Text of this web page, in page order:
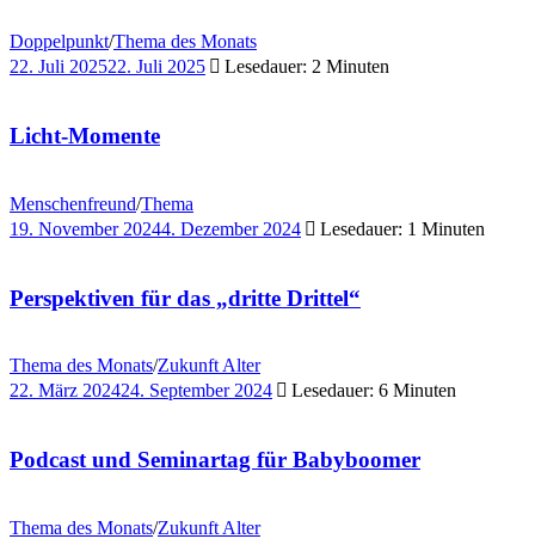
Doppelpunkt/Thema des Monats
22. Juli 202522. Juli 2025 Lesedauer: 2 Minuten
Licht-Momente
Menschenfreund/Thema
19. November 20244. Dezember 2024 Lesedauer: 1 Minuten
Perspektiven für das „dritte Drittel“
Thema des Monats/Zukunft Alter
22. März 202424. September 2024 Lesedauer: 6 Minuten
Podcast und Seminartag für Babyboomer
Thema des Monats/Zukunft Alter